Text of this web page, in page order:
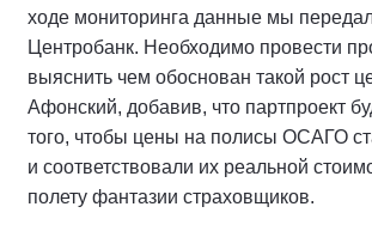
ходе мониторинга данные мы
Центробанк. Необходимо провести
выяснить чем обоснован такой рост
Афонский, добавив, что партпроект
того, чтобы цены на полисы ОСАГО
и соответствовали их реальной
полету фантазии страховщиков.